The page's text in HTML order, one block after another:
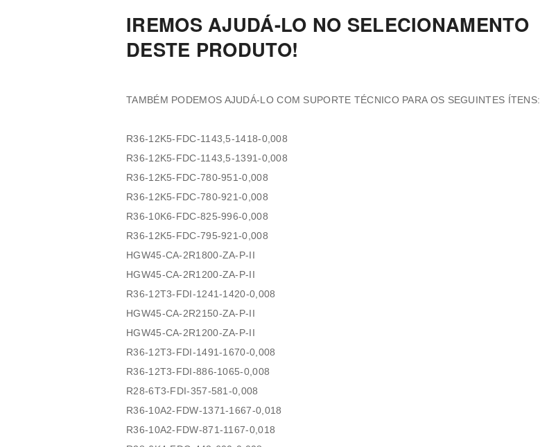
IREMOS AJUDÁ-LO NO SELECIONAMENTO
DESTE PRODUTO!
TAMBÉM PODEMOS AJUDÁ-LO COM SUPORTE TÉCNICO PARA OS SEGUINTES ÍTENS:
R36-12K5-FDC-1143,5-1418-0,008
R36-12K5-FDC-1143,5-1391-0,008
R36-12K5-FDC-780-951-0,008
R36-12K5-FDC-780-921-0,008
R36-10K6-FDC-825-996-0,008
R36-12K5-FDC-795-921-0,008
HGW45-CA-2R1800-ZA-P-II
HGW45-CA-2R1200-ZA-P-II
R36-12T3-FDI-1241-1420-0,008
HGW45-CA-2R2150-ZA-P-II
HGW45-CA-2R1200-ZA-P-II
R36-12T3-FDI-1491-1670-0,008
R36-12T3-FDI-886-1065-0,008
R28-6T3-FDI-357-581-0,008
R36-10A2-FDW-1371-1667-0,018
R36-10A2-FDW-871-1167-0,018